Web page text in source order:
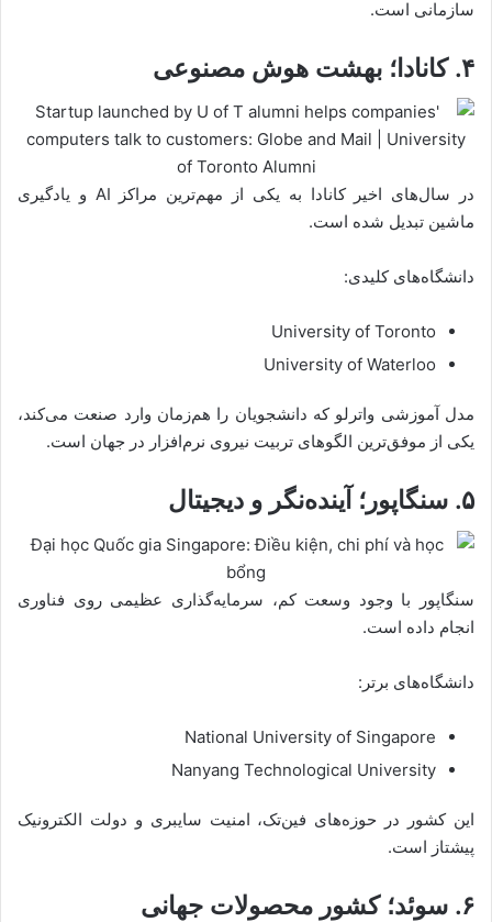
سازمانی است.
۴. کانادا؛ بهشت هوش مصنوعی
در سال‌های اخیر کانادا به یکی از مهم‌ترین مراکز AI و یادگیری
ماشین تبدیل شده است.
دانشگاه‌های کلیدی:
University of Toronto
University of Waterloo
مدل آموزشی واترلو که دانشجویان را هم‌زمان وارد صنعت می‌کند،
یکی از موفق‌ترین الگوهای تربیت نیروی نرم‌افزار در جهان است.
۵. سنگاپور؛ آینده‌نگر و دیجیتال
سنگاپور با وجود وسعت کم، سرمایه‌گذاری عظیمی روی فناوری
انجام داده است.
دانشگاه‌های برتر:
National University of Singapore
Nanyang Technological University
این کشور در حوزه‌های فین‌تک، امنیت سایبری و دولت الکترونیک
پیشتاز است.
۶. سوئد؛ کشور محصولات جهانی